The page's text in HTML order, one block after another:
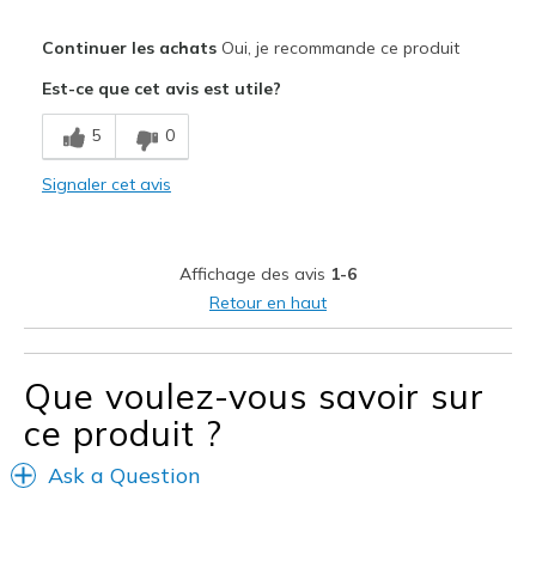
Breathe Well
Comfortable
Les meilleures utilisations
Casual Wear
Width
Feels true to width
Sizing
View On Shoes
Continuer les achatsOui, je recommande ce produit
Est-ce que cet avis est utile?
5 0
Signaler cet avis
Affichage des avis 1-6
Retour en haut
Que voulez-vous savoir sur
ce produit ?
Ask a Question